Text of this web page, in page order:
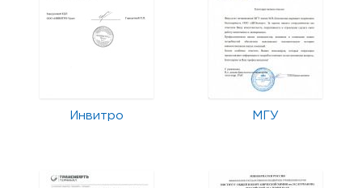
Инвитро МГУ